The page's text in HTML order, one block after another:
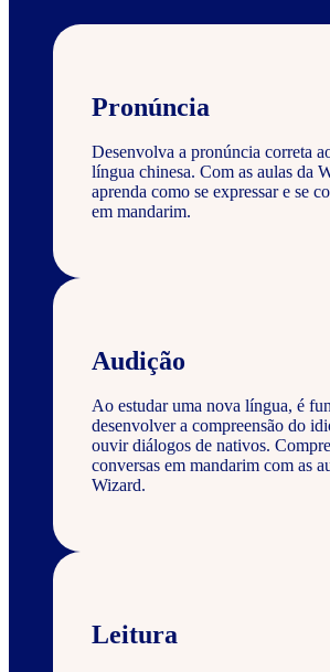
Pronúncia
Desenvolva a pronúncia correta
língua chinesa. Com as aulas da
aprenda como se expressar e se
em mandarim.
Audição
Ao estudar uma nova língua, é
desenvolver a compreensão do
ouvir diálogos de nativos.
conversas em mandarim com as
Wizard.
Leitura